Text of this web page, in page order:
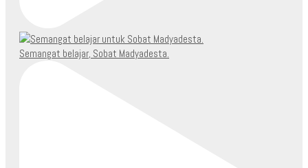
Semangat belajar, Sobat Madyadesta.